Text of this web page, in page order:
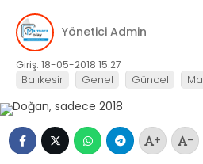
Yönetici Admin
Giriş: 18-05-2018 15:27
Balıkesir Genel Güncel
+ -